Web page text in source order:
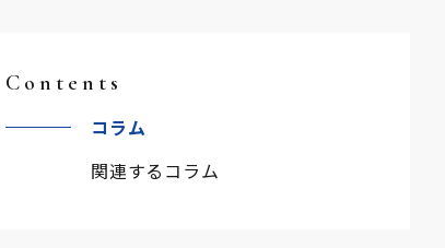
Contents
コラム
関連するコラム